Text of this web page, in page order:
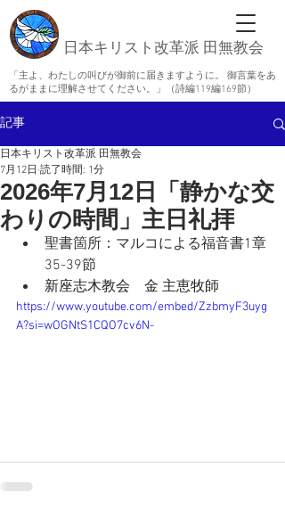
日本キリスト改革派 田無教会
「主よ、わたしの叫びが御前に届きますように。 御言葉をあ
るがままに理解させてください。」（詩編119編169節）
記事
2026年7月12日「静かな交
わりの時間」主日礼拝
日本キリスト改革派 田無教会
7月12日 読了時間: 1分
聖書箇所： マルコによる福音書1章
35-39節
新座志木教会　金 主恵牧師
https://www.youtube.com/embed/ZzbmyF3uyg
A?si=wOGNtS1CQO7cv6N-